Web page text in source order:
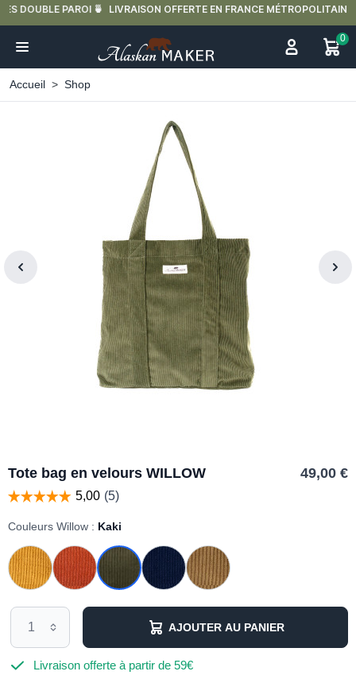
LIVRAISON OFFERTE EN FRANCE MÉTROPOLITAINE DÈS 59€ D'ACHAT.
0
Accueil Shop
Tote bag en velours WILLOW 49,00 €
Couleurs Willow : Kaki
AJOUTER AU PANIER
Livraison offerte à partir de 59€